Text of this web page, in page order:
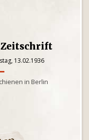
13.02.1936
in Berlin